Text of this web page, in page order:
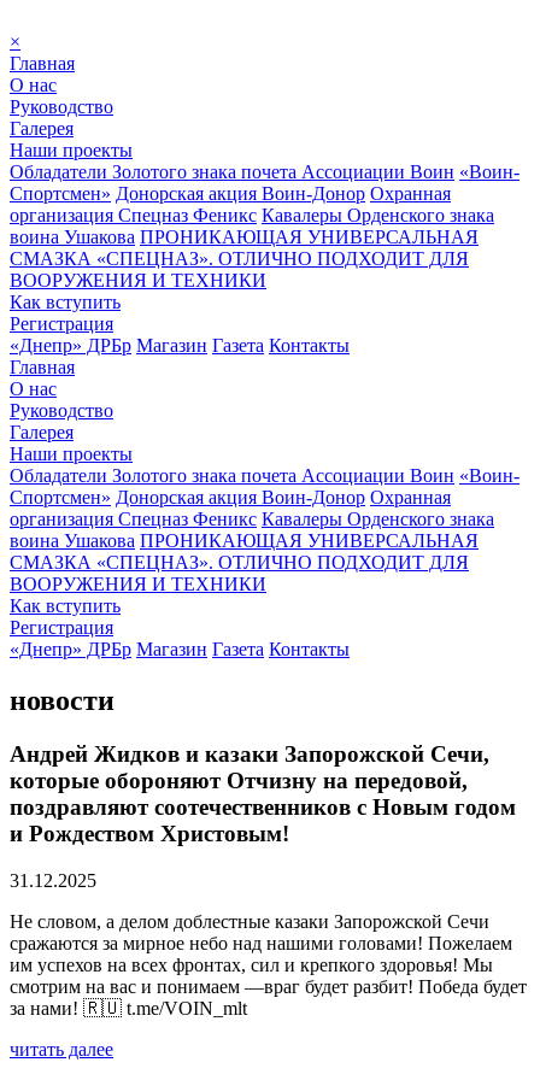
×
Главная
О нас
Руководство
Галерея
Наши проекты
Обладатели Золотого знака почета Ассоциации Воин «Воин-
Спортсмен» Донорская акция Воин-Донор Охранная
организация Спецназ Феникс Кавалеры Орденского знака
воина Ушакова ПРОНИКАЮЩАЯ УНИВЕРСАЛЬНАЯ
СМАЗКА «СПЕЦНАЗ». ОТЛИЧНО ПОДХОДИТ ДЛЯ
ВООРУЖЕНИЯ И ТЕХНИКИ
Как вступить
Регистрация
«Днепр» ДРБр Магазин Газета Контакты
Главная
О нас
Руководство
Галерея
Наши проекты
Обладатели Золотого знака почета Ассоциации Воин «Воин-
Спортсмен» Донорская акция Воин-Донор Охранная
организация Спецназ Феникс Кавалеры Орденского знака
воина Ушакова ПРОНИКАЮЩАЯ УНИВЕРСАЛЬНАЯ
СМАЗКА «СПЕЦНАЗ». ОТЛИЧНО ПОДХОДИТ ДЛЯ
ВООРУЖЕНИЯ И ТЕХНИКИ
Как вступить
Регистрация
«Днепр» ДРБр Магазин Газета Контакты
новости
Андрей Жидков и казаки Запорожской Сечи,
которые обороняют Отчизну на передовой,
поздравляют соотечественников с Новым годом
и Рождеством Христовым!
31.12.2025
Не словом, а делом доблестные казаки Запорожской Сечи
сражаются за мирное небо над нашими головами! Пожелаем
им успехов на всех фронтах, сил и крепкого здоровья! Мы
смотрим на вас и понимаем —враг будет разбит! Победа будет
за нами! 🇷🇺 t.me/VOIN_mlt
читать далее